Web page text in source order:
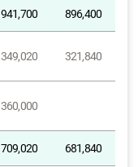
941,700 896,400
349,020 321,840
360,000
709,020 681,840